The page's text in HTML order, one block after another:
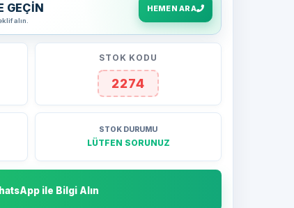
GEÇİN
alın.
HEMEN ARA
STOK KODU
2274
STOK DURUMU
LÜTFEN SORUNUZ
ile Bilgi Alın